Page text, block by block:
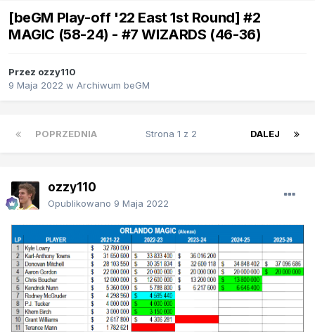
[beGM Play-off '22 East 1st Round] #2
MAGIC (58-24) - #7 WIZARDS (46-36)
Przez ozzy110
9 Maja 2022 w Archiwum beGM
POPRZEDNIA DALEJ
Strona 1 z 2
ozzy110
Opublikowano 9 Maja 2022